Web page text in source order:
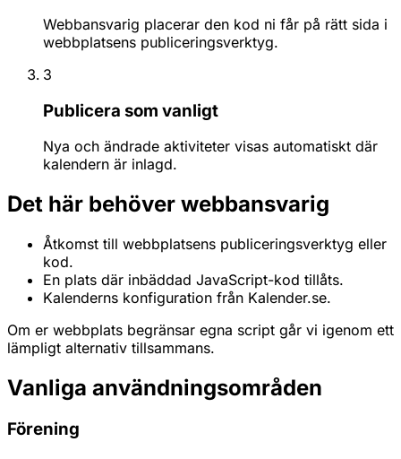
Webbansvarig placerar den kod ni får på rätt sida i
webbplatsens publiceringsverktyg.
3
Publicera som vanligt
Nya och ändrade aktiviteter visas automatiskt där
kalendern är inlagd.
Det här behöver webbansvarig
Åtkomst till webbplatsens publiceringsverktyg eller
kod.
En plats där inbäddad JavaScript-kod tillåts.
Kalenderns konfiguration från Kalender.se.
Om er webbplats begränsar egna script går vi igenom ett
lämpligt alternativ tillsammans.
Vanliga användningsområden
Förening